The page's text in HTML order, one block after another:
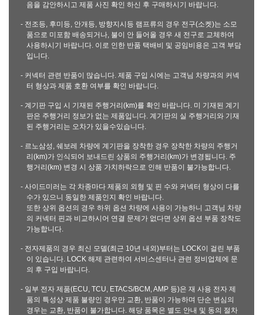
음을 감안하시고 제품 사진 확인 하신 후 구매하시기 바랍니다.
- 전조등, 후미등, 안개등, 방향지시등 램프류의 경우 전구(소켓)는 소모
품으로 미포함 배송되거나, 불이 안 들어올 경우 새 전구로 교체하여
사용하시기 바랍니다. 이로 인한 반품 택배비 및 공임비용은 고객 부담
입니다.
- 커넥터 관련 반품이 많습니다. 제품 구입 시에는 고객님 차량과의 커넥
터 형상과 제품 호환 여부를 확인 바랍니다.
- 계기판 구입 시 기재된 주행거리(km)를 확인 바랍니다. 미 기재된 계기
판은 주행거리 정보가 없는 제품입니다. 계기판의 실 주행거리와 기재
된 주행거리는 오차가 있을수있습니다.
- 르노삼성, 쉐보레 차량에 계기판을 장착한 경우 장착한 차량의 주행거
리(km)가 인식되어 보내드린 상품의 주행거리(km)가 변경됩니다. 주
행거리(km) 변경 시 상품 가치하락으로 인해 반품이 불가능합니다.
- 사이드미러는 각 차종마다 제품의 외형 및 핀 수와 커넥터 형상이 다를
수가 있으니 동일한 제품인지 확인 바랍니다.
또한 상위 옵션의 경우 하위 옵션 차량에 사용이 가능하니 고객님 차량
의 커넥터 핀과 비교하시어 연결 문제가 없다면 상위 옵션 부품 장착도
가능합니다.
- 전자제품의 경우 최신 모델(최근 10년 내외)부터는 LOCK이 걸린 부품
이 있습니다. LOCK 해제 관련하여 서비스센터나 관련 정비업체에 문
의 후 구입 바랍니다.
- 일부 전자 제품(ECU, TCU, ETACS/BCM, AMP 등)은 재 사용 전자 제
품의 특성상 제품 불량인 경우만 교환, 반품이 가능하며 단순 변심의
경우는 교환, 반품이 불가합니다. 해당 품목은 별도 안내 및 동의 절차